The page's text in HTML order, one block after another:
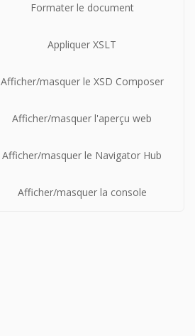
Formater le document
Appliquer XSLT
Afficher/masquer le XSD Composer
Afficher/masquer l'aperçu web
Afficher/masquer le Navigator Hub
Afficher/masquer la console